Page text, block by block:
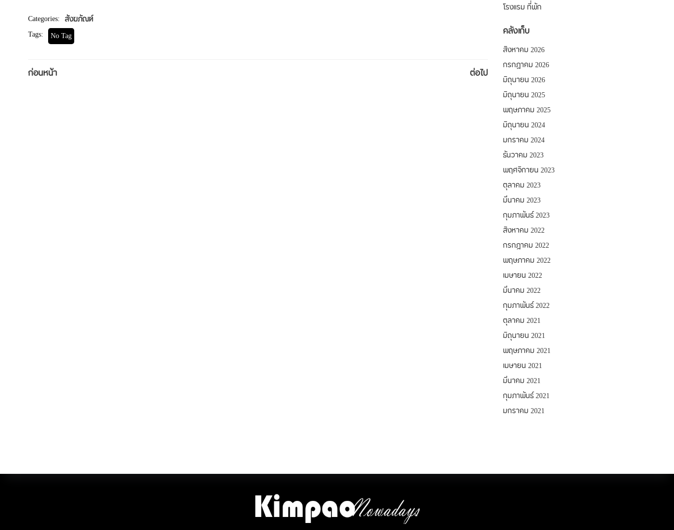
Categories: สังฆภัณฑ์
Tags: No Tag
Post
ก่อนหน้า ต่อไป
โรงแรม ที่พัก
คลังเก็บ
สิงหาคม 2026
กรกฎาคม 2026
มิถุนายน 2026
มิถุนายน 2025
พฤษภาคม 2025
มิถุนายน 2024
มกราคม 2024
ธันวาคม 2023
พฤศจิกายน 2023
ตุลาคม 2023
มีนาคม 2023
กุมภาพันธ์ 2023
สิงหาคม 2022
กรกฎาคม 2022
พฤษภาคม 2022
เมษายน 2022
มีนาคม 2022
กุมภาพันธ์ 2022
ตุลาคม 2021
มิถุนายน 2021
พฤษภาคม 2021
เมษายน 2021
มีนาคม 2021
กุมภาพันธ์ 2021
มกราคม 2021